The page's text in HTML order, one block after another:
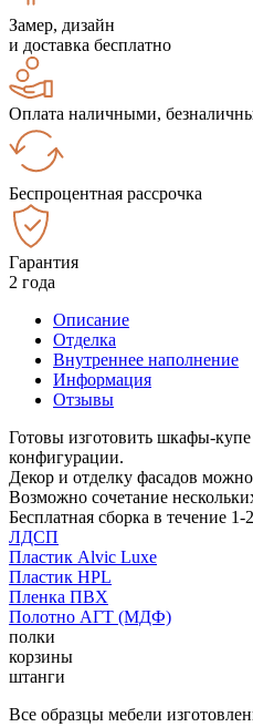
Замер, дизайн
и доставка бесплатно
Оплата наличными,
Беспроцентная рассрочка
Гарантия
2 года
Описание
Отделка
Внутреннее наполнение
Информация
Отзывы
Готовы изготовить шкафы-
конфигурации.
Декор и отделку фасадов
Возможно сочетание
Бесплатная сборка в течение
ЛДСП
Пластик Alvic Luxe
Пластик HPL
Пленка ПВХ
Полотно АГТ (МДФ)
полки
корзины
штанги
Все образцы мебели